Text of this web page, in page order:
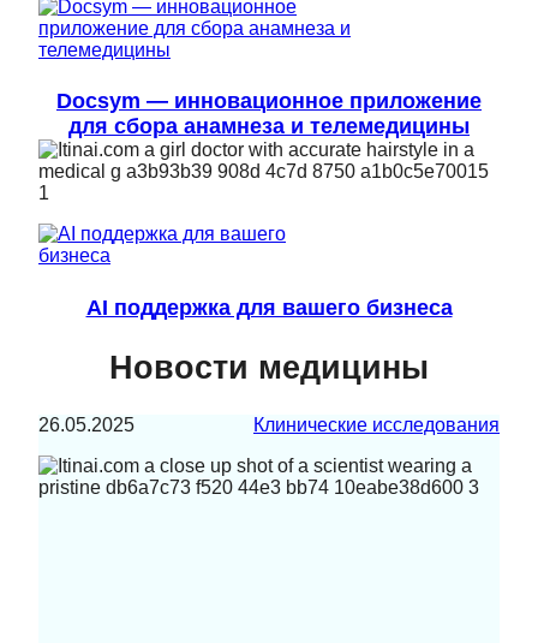
Docsym — инновационное приложение
для сбора анамнеза и телемедицины
AI поддержка для вашего бизнеса
Новости медицины
26.05.2025 Клинические исследования